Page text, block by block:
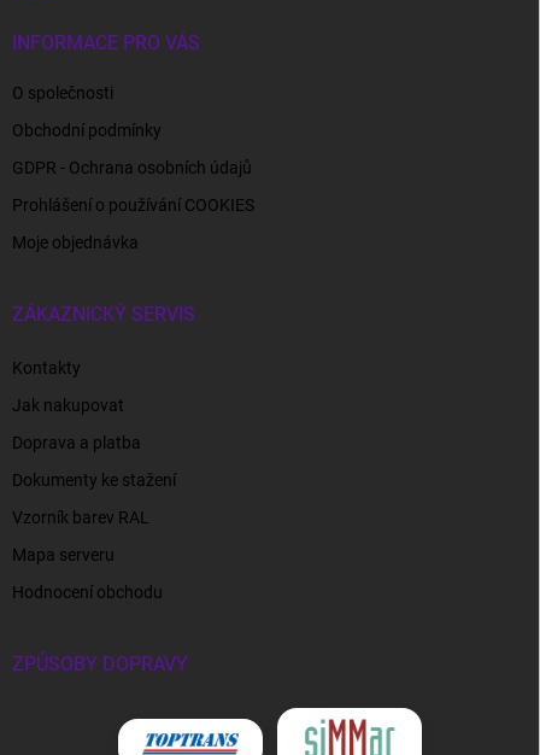
INFORMACE PRO VÁS
O společnosti
Obchodní podmínky
GDPR - Ochrana osobních údajů
Prohlášení o používání COOKIES
Moje objednávka
ZÁKAZNICKÝ SERVIS
Kontakty
Jak nakupovat
Doprava a platba
Dokumenty ke stažení
Vzorník barev RAL
Mapa serveru
Hodnocení obchodu
ZPŮSOBY DOPRAVY